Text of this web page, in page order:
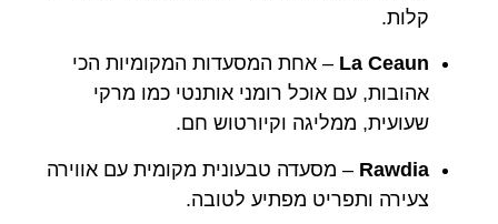
קלות.
La Ceaun – אחת המסעדות המקומיות הכי
אהובות, עם אוכל רומני אותנטי כמו מרקי
שעועית, ממליגה וקיורטוש חם.
Rawdia – מסעדה טבעונית מקומית עם אווירה
צעירה ותפריט מפתיע לטובה.